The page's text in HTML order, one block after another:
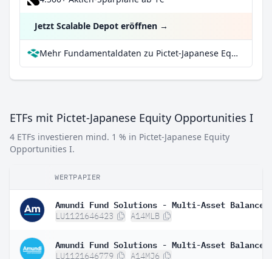
Jetzt Scalable Depot eröffnen →
Mehr Fundamentaldaten zu Pictet-Japanese Equity Opportunities I bei Parqet
ETFs mit Pictet-Japanese Equity Opportunities I
4 ETFs investieren mind. 1 % in Pictet-Japanese Equity
Opportunities I.
WERTPAPIER
LU1121646423 A14MLB
LU1121646779 A14MJ6